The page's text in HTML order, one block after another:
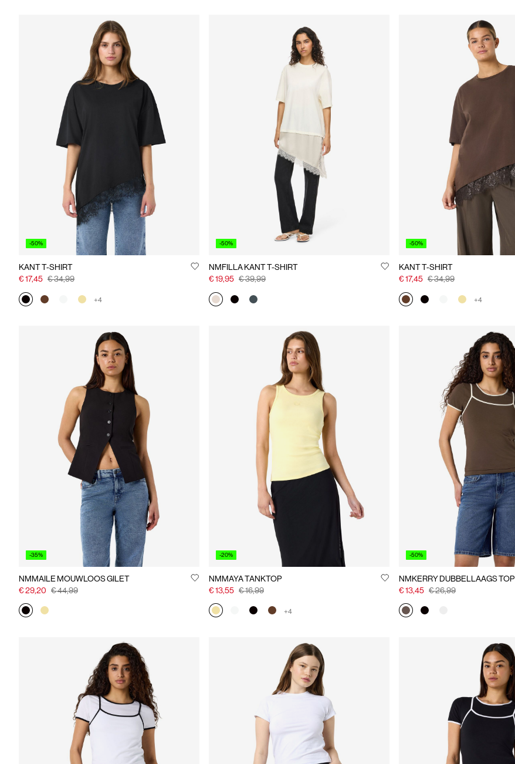
-50%
KANT T-SHIRT
€ 17,45 € 34,99
+4
-50%
NMFILLA KANT T-SHIRT
€ 19,95 € 39,99
-50%
KANT T-SHIRT
€ 17,45 € 34,99
+4
-35%
NMMAILE MOUWLOOS GILET
€ 29,20 € 44,99
-20%
NMMAYA TANKTOP
€ 13,55 € 16,99
+4
-50%
NMKERRY DUBBELLAAGS TOP
€ 13,45 € 26,99